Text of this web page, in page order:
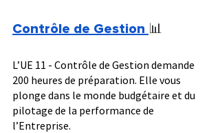
Contrôle de Gestion 📊
L’UE 11 - Contrôle de Gestion demande
200 heures de préparation. Elle vous
plonge dans le monde budgétaire et du
pilotage de la performance de
l’Entreprise.